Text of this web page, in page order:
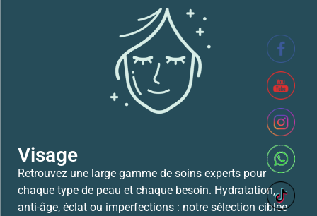
SVR XERIAL FISSURES ET CREVASSES
Visage
Retrouvez une large gamme de soins experts pour
chaque type de peau et chaque besoin. Hydratation,
anti-âge, éclat ou imperfections : notre sélection ciblée